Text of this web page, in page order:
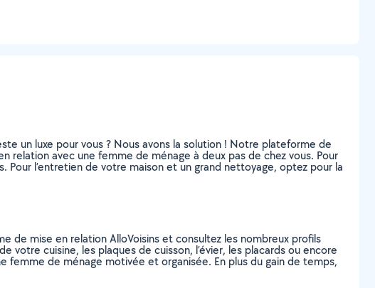
un luxe pour vous ? Nous avons la solution ! Notre plateforme de
relation avec une femme de ménage à deux pas de chez vous. Pour
Pour l’entretien de votre maison et un grand nettoyage, optez pour la
de mise en relation AlloVoisins et consultez les nombreux profils
votre cuisine, les plaques de cuisson, l’évier, les placards ou encore
femme de ménage motivée et organisée. En plus du gain de temps,